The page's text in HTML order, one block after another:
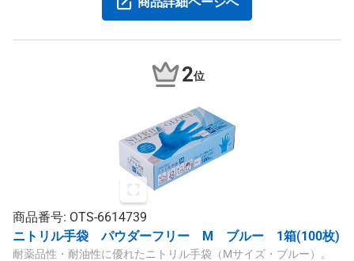
2位
商品番号: OTS-6614739
ニトリル手袋 パウダーフリー M ブルー 1箱(100枚)
耐薬品性・耐油性に優れたニトリル手袋（Mサイズ・ブルー）。